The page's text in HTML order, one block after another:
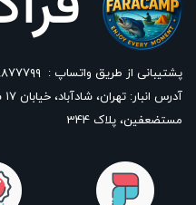
پشتیبانی از طریق واتساپ :
مستضعفین، پلاک 344